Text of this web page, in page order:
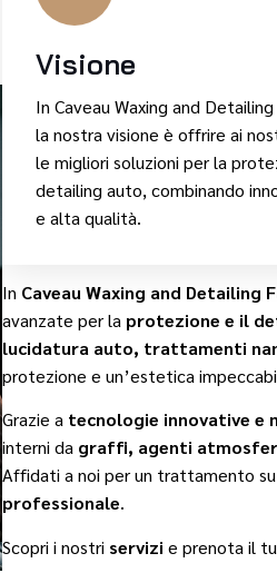
Visione
In Caveau Waxing and
la nostra visione è offrire ai
le migliori soluzioni per la
detailing auto, combinando
e alta qualità.
In Caveau Waxing and Detailing
avanzate per la protezione e il
lucidatura auto, trattamenti
protezione e un’estetica
Grazie a tecnologie innovative
interni da graffi, agenti
Affidati a noi per un trattamento
professionale.
Scopri i nostri servizi e prenota il